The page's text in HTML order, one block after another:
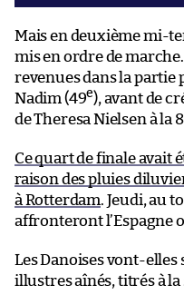
Mais en deuxième mi-
mis en ordre de
revenues dans la partie
Nadim (49e), avant de
de Theresa Nielsen à la
Ce quart de finale avait
raison des pluies
à Rotterdam. Jeudi, au
affronteront l’Espagne
Les Danoises vont-elles
illustres aînés, titrés à la